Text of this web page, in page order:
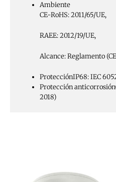
Ambiente
CE-RoHS: 2011/65/UE,
RAEE: 2012/19/UE,
Alcance: Reglamento
ProtecciónIP68: IEC
Protección anticorrosión
2018)